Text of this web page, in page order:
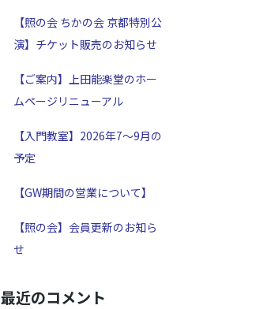
【照の会 ちかの会 京都特別公
演】チケット販売のお知らせ
【ご案内】上田能楽堂のホー
ムページリニューアル
【入門教室】2026年7～9月の
予定
【GW期間の営業について】
【照の会】会員更新のお知ら
せ
最近のコメント